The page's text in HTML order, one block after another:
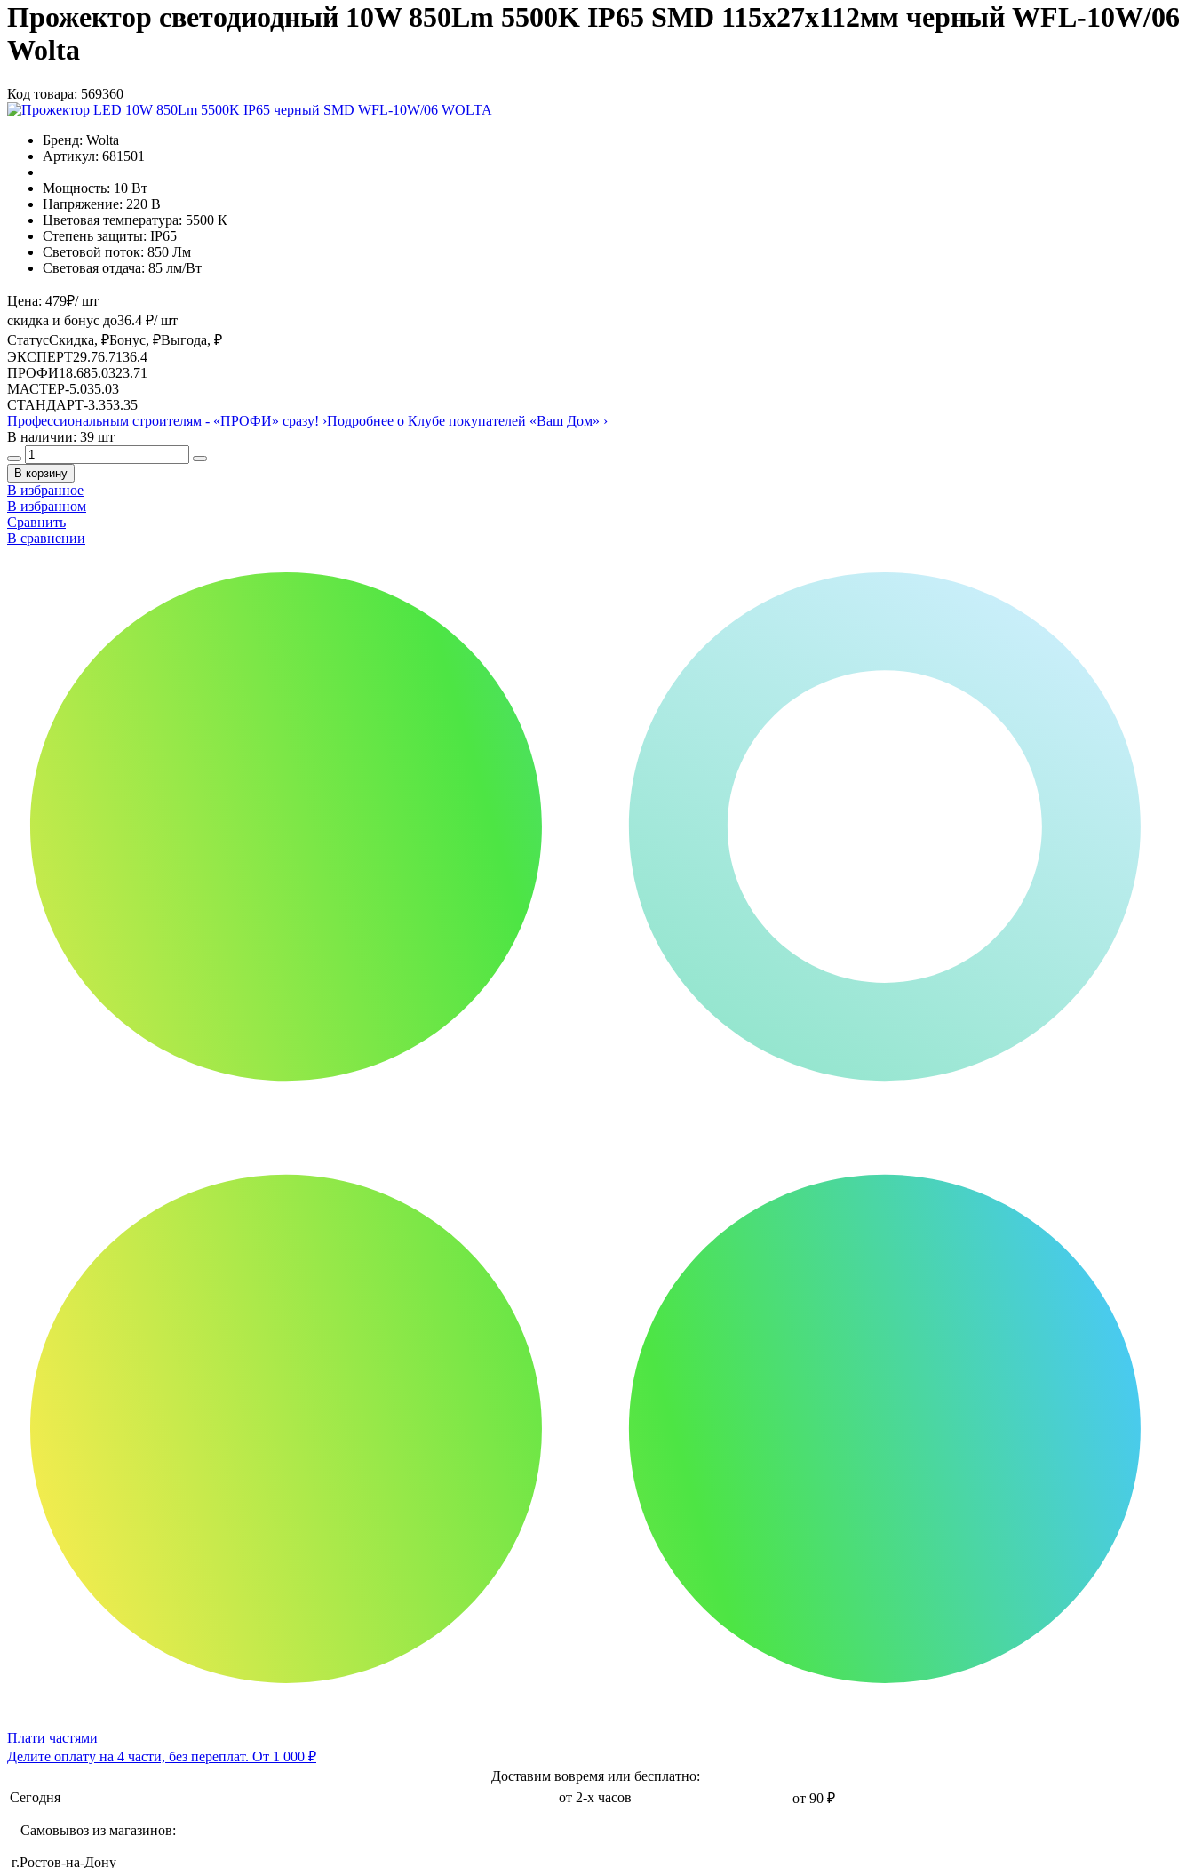
Прожектор светодиодный 10W 850Lm 5500K IP65 SMD 115х27х112мм черный WFL-10W/06
Wolta
Код товара: 569360
Бренд: Wolta
Артикул: 681501
Мощность: 10 Вт
Напряжение: 220 В
Цветовая температура: 5500 К
Степень защиты: IP65
Световой поток: 850 Лм
Световая отдача: 85 лм/Вт
Цена: 479₽/ шт
скидка и бонус до36.4 ₽/ шт
СтатусСкидка, ₽Бонус, ₽Выгода, ₽
ЭКСПЕРТ29.76.7136.4
ПРОФИ18.685.0323.71
МАСТЕР-5.035.03
СТАНДАРТ-3.353.35
Профессиональным строителям - «ПРОФИ» сразу! ›Подробнее о Клубе покупателей «Ваш Дом» ›
В наличии: 39 шт
В корзину
В избранное
В избранном
Сравнить
В сравнении
Плати частями
Делите оплату на 4 части, без переплат. От 1 000 ₽
Доставим вовремя или бесплатно:
Сегодня
от 2-х часов от 90 ₽
Самовывоз из магазинов:
г.Ростов-на-Дону